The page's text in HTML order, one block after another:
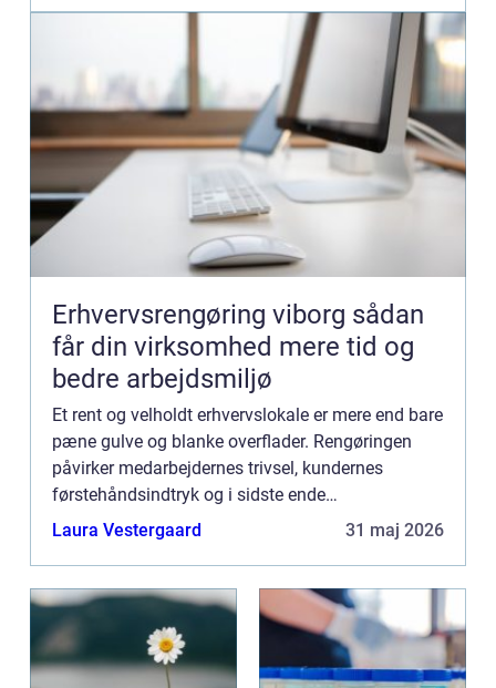
Erhvervsrengøring viborg sådan
får din virksomhed mere tid og
bedre arbejdsmiljø
Et rent og velholdt erhvervslokale er mere end bare
pæne gulve og blanke overflader. Rengøringen
påvirker medarbejdernes trivsel, kundernes
førstehåndsindtryk og i sidste ende
virksomhedens bundlinje. Mange virksomheder i
Laura Vestergaard 31 maj 2026